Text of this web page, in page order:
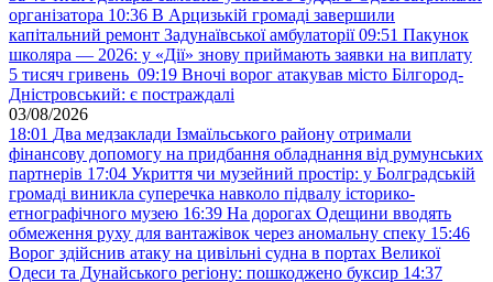
організатора 10:36 В Арцизькій громаді завершили
капітальний ремонт Задунаївської амбулаторії 09:51 Пакунок
школяра — 2026: у «Дії» знову приймають заявки на виплату
5 тисяч гривень 09:19 Вночі ворог атакував місто Білгород-
Дністровський: є постраждалі
03/08/2026
18:01 Два медзаклади Ізмаїльського району отримали
фінансову допомогу на придбання обладнання від румунських
партнерів 17:04 Укриття чи музейний простір: у Болградській
громаді виникла суперечка навколо підвалу історико-
етнографічного музею 16:39 На дорогах Одещини вводять
обмеження руху для вантажівок через аномальну спеку 15:46
Ворог здійснив атаку на цивільні судна в портах Великої
Одеси та Дунайського регіону: пошкоджено буксир 14:37